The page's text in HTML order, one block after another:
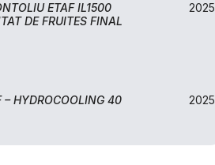
ETAF IL1500
DE FRUITES FINAL
2025
– HYDROCOOLING 40
2025